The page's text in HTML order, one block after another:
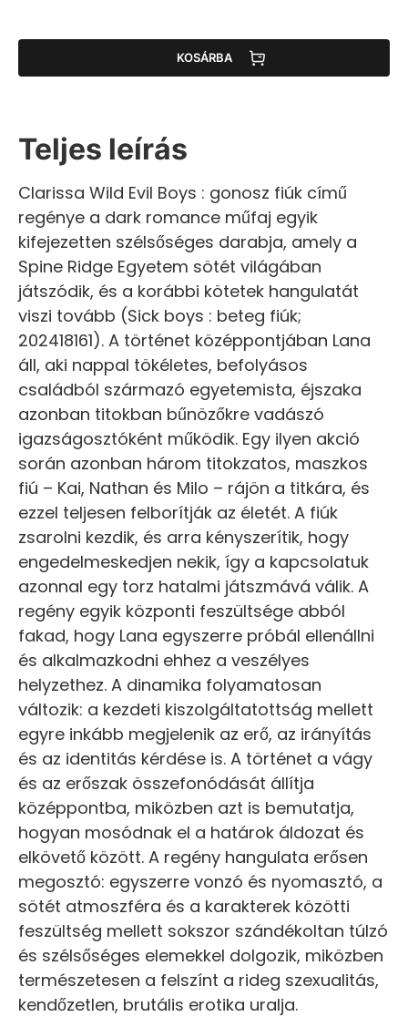
KOSÁRBA
Teljes leírás
Clarissa Wild Evil Boys : gonosz fiúk című
regénye a dark romance műfaj egyik
kifejezetten szélsőséges darabja, amely a
Spine Ridge Egyetem sötét világában
játszódik, és a korábbi kötetek hangulatát
viszi tovább (Sick boys : beteg fiúk;
202418161). A történet középpontjában Lana
áll, aki nappal tökéletes, befolyásos
családból származó egyetemista, éjszaka
azonban titokban bűnözőkre vadászó
igazságosztóként működik. Egy ilyen akció
során azonban három titokzatos, maszkos
fiú – Kai, Nathan és Milo – rájön a titkára, és
ezzel teljesen felborítják az életét. A fiúk
zsarolni kezdik, és arra kényszerítik, hogy
engedelmeskedjen nekik, így a kapcsolatuk
azonnal egy torz hatalmi játszmává válik. A
regény egyik központi feszültsége abból
fakad, hogy Lana egyszerre próbál ellenállni
és alkalmazkodni ehhez a veszélyes
helyzethez. A dinamika folyamatosan
változik: a kezdeti kiszolgáltatottság mellett
egyre inkább megjelenik az erő, az irányítás
és az identitás kérdése is. A történet a vágy
és az erőszak összefonódását állítja
középpontba, miközben azt is bemutatja,
hogyan mosódnak el a határok áldozat és
elkövető között. A regény hangulata erősen
megosztó: egyszerre vonzó és nyomasztó, a
sötét atmoszféra és a karakterek közötti
feszültség mellett sokszor szándékoltan túlzó
és szélsőséges elemekkel dolgozik, miközben
természetesen a felszínt a rideg szexualitás,
kendőzetlen, brutális erotika uralja.